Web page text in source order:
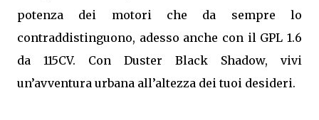
potenza dei motori che da sempre lo
contraddistinguono, adesso anche con il GPL 1.6
da 115CV. Con Duster Black Shadow, vivi
un’avventura urbana all’altezza dei tuoi desideri.